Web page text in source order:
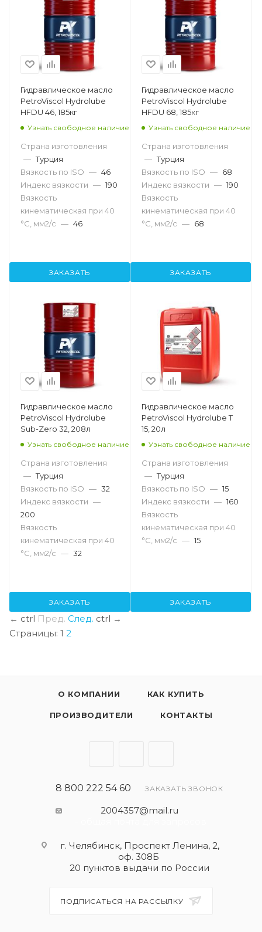
Гидравлическое масло
PetroViscol Hydrolube
HFDU 46, 185кг
Узнать свободное наличие
Страна изготовления
— Турция
Вязкость по ISO — 46
Индекс вязкости — 190
Вязкость
кинематическая при 40
°С, мм2/с — 46
ЗАКАЗАТЬ
Гидравлическое масло
PetroViscol Hydrolube
HFDU 68, 185кг
Узнать свободное наличие
Страна изготовления
— Турция
Вязкость по ISO — 68
Индекс вязкости — 190
Вязкость
кинематическая при 40
°С, мм2/с — 68
ЗАКАЗАТЬ
Гидравлическое масло
PetroViscol Hydrolube
Sub-Zero 32, 208л
Узнать свободное наличие
Страна изготовления
— Турция
Вязкость по ISO — 32
Индекс вязкости —
200
Вязкость
кинематическая при 40
°С, мм2/с — 32
ЗАКАЗАТЬ
Гидравлическое масло
PetroViscol Hydrolube T
15, 20л
Узнать свободное наличие
Страна изготовления
— Турция
Вязкость по ISO — 15
Индекс вязкости — 160
Вязкость
кинематическая при 40
°С, мм2/с — 15
ЗАКАЗАТЬ
← ctrl Пред. След. ctrl →
Страницы: 1 2
О КОМПАНИИ КАК КУПИТЬ
ПРОИЗВОДИТЕЛИ КОНТАКТЫ
8 800 222 54 60 ЗАКАЗАТЬ ЗВОНОК
2004357@mail.ru
г. Челябинск, Проспект Ленина, 2,
оф. 308Б
20 пунктов выдачи по России
ПОДПИСАТЬСЯ НА РАССЫЛКУ